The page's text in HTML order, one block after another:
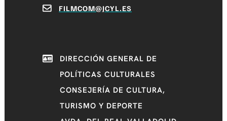
FILMCOM@JCYL.ES
DIRECCIÓN GENERAL DE
POLÍTICAS CULTURALES
CONSEJERÍA DE CULTURA,
TURISMO Y DEPORTE